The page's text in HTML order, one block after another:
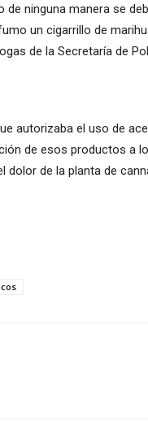
ninguna manera se
un cigarrillo de
de la Secretaría de
autorizaba el uso de
de esos productos a
de la planta de